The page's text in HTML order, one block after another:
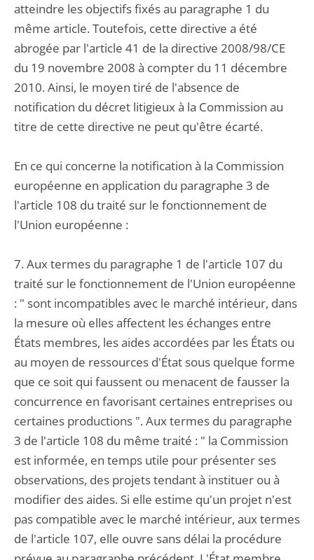
atteindre les objectifs fixés au paragraphe 1 du
même article. Toutefois, cette directive a été
abrogée par l'article 41 de la directive 2008/98/CE
du 19 novembre 2008 à compter du 11 décembre
2010. Ainsi, le moyen tiré de l'absence de
notification du décret litigieux à la Commission au
titre de cette directive ne peut qu'être écarté.
En ce qui concerne la notification à la Commission
européenne en application du paragraphe 3 de
l'article 108 du traité sur le fonctionnement de
l'Union européenne :
7. Aux termes du paragraphe 1 de l'article 107 du
traité sur le fonctionnement de l'Union européenne
: " sont incompatibles avec le marché intérieur, dans
la mesure où elles affectent les échanges entre
États membres, les aides accordées par les États ou
au moyen de ressources d'État sous quelque forme
que ce soit qui faussent ou menacent de fausser la
concurrence en favorisant certaines entreprises ou
certaines productions ". Aux termes du paragraphe
3 de l'article 108 du même traité : " la Commission
est informée, en temps utile pour présenter ses
observations, des projets tendant à instituer ou à
modifier des aides. Si elle estime qu'un projet n'est
pas compatible avec le marché intérieur, aux termes
de l'article 107, elle ouvre sans délai la procédure